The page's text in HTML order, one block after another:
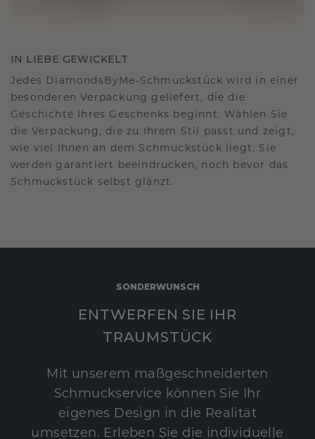
IN LIEBE GEWICKELT
Jedes DiamondsByMe-Schmuckstück wird in einer
besonderen Verpackung geliefert, die die
Geschichte Ihres Geschenks beginnt. Wählen Sie
die Verpackung, die zu Ihrem Stil passt und zeigt,
wie viel Ihnen an dem Schmuckstück liegt. Sie
werden garantiert beeindrucken, noch bevor das
Schmuckstück selbst glänzt.
SONDERWUNSCH
ENTWERFEN SIE IHR
TRAUMSTÜCK
Mit unserem maßgeschneiderten
Schmuckservice können Sie Ihr
eigenes Design in die Realität
umsetzen. Erleben Sie die individuelle